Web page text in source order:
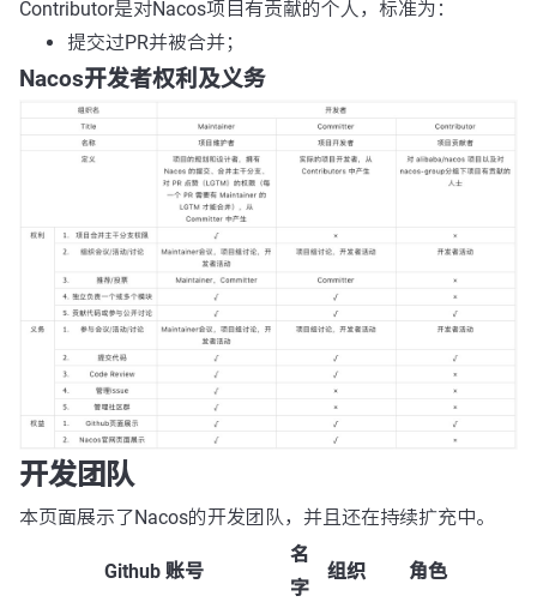
Contributor是对Nacos项目有贡献的个人，标准为：
提交过PR并被合并；
Nacos开发者权利及义务
开发团队
本页面展示了Nacos的开发团队，并且还在持续扩充中。
Github 账号
名
字
组织 角色